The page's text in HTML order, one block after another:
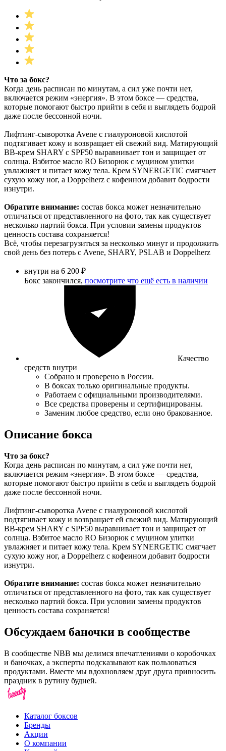
Что за бокс?
Когда день расписан по минутам, а сил уже почти нет,
включается режим «энергия». В этом боксе — средства,
которые помогают быстро прийти в себя и выглядеть бодрой
даже после бессонной ночи.
Лифтинг-сыворотка Avene с гиалуроновой кислотой
подтягивает кожу и возвращает ей свежий вид. Матирующий
ВВ-крем SHARY с SPF50 выравнивает тон и защищает от
солнца. Взбитое масло RO Бизорюк с муцином улитки
увлажняет и питает кожу тела. Крем SYNERGETIC смягчает
сухую кожу ног, а Doppelherz с кофеином добавит бодрости
изнутри.
Обратите внимание: состав бокса может незначительно
отличаться от представленного на фото, так как существует
несколько партий бокса. При условии замены продуктов
ценность состава сохраняется!
Всё, чтобы перезагрузиться за несколько минут и продолжить
свой день без потерь с Avene, SHARY, PSLAB и Doppelherz
внутри на 6 200 ₽
Бокс закончился, посмотрите что ещё есть в наличии
Качество
средств внутри
Собрано и проверено в России.
В боксах только оригинальные продукты.
Работаем с официальными производителями.
Все средства проверены и сертифицированы.
Заменим любое средство, если оно бракованное.
Описание бокса
Что за бокс?
Когда день расписан по минутам, а сил уже почти нет,
включается режим «энергия». В этом боксе — средства,
которые помогают быстро прийти в себя и выглядеть бодрой
даже после бессонной ночи.
Лифтинг-сыворотка Avene с гиалуроновой кислотой
подтягивает кожу и возвращает ей свежий вид. Матирующий
ВВ-крем SHARY с SPF50 выравнивает тон и защищает от
солнца. Взбитое масло RO Бизорюк с муцином улитки
увлажняет и питает кожу тела. Крем SYNERGETIC смягчает
сухую кожу ног, а Doppelherz с кофеином добавит бодрости
изнутри.
Обратите внимание: состав бокса может незначительно
отличаться от представленного на фото, так как существует
несколько партий бокса. При условии замены продуктов
ценность состава сохраняется!
Обсуждаем баночки в сообществе
В сообществе NBB мы делимся впечатлениями о коробочках
и баночках, а эксперты подсказывают как пользоваться
продуктами. Вместе мы вдохновляем друг друга привносить
праздник в рутину будней.
Каталог боксов
Бренды
Акции
О компании